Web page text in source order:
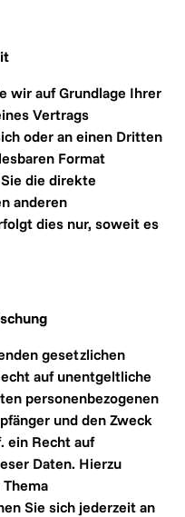
wir auf Grundlage Ihrer
Vertrags
oder an einen Dritten
Format
die direkte
anderen
dies nur, soweit es
gesetzlichen
auf unentgeltliche
personenbezogenen
und den Zweck
ein Recht auf
Daten. Hierzu
Sie sich jederzeit an